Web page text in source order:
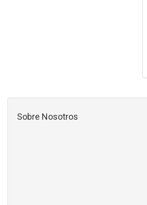
Sobre Nosotros